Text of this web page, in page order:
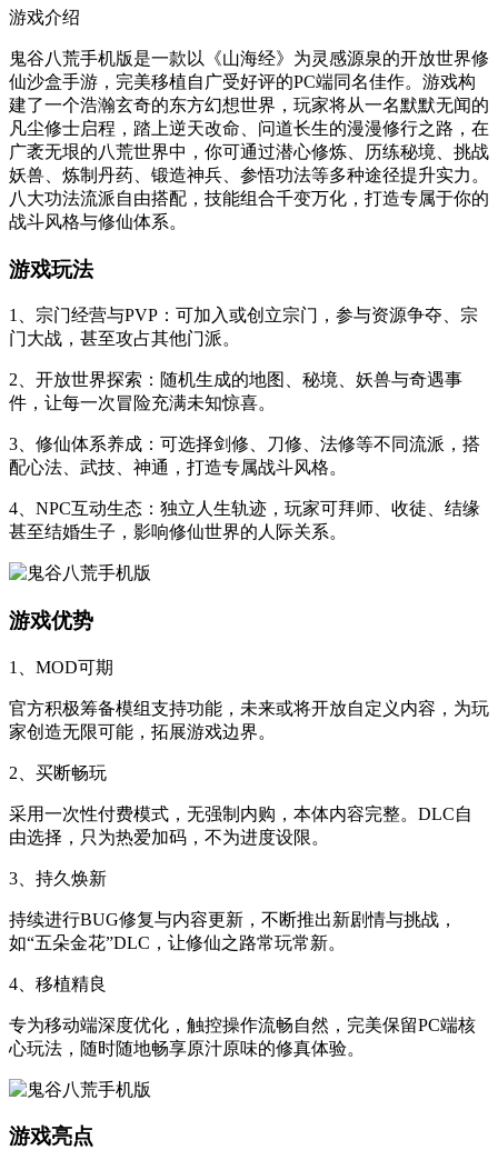
游戏介绍
鬼谷八荒手机版是一款以《山海经》为灵感源泉的开放世界修
仙沙盒手游，完美移植自广受好评的PC端同名佳作。游戏构
建了一个浩瀚玄奇的东方幻想世界，玩家将从一名默默无闻的
凡尘修士启程，踏上逆天改命、问道长生的漫漫修行之路，在
广袤无垠的八荒世界中，你可通过潜心修炼、历练秘境、挑战
妖兽、炼制丹药、锻造神兵、参悟功法等多种途径提升实力。
八大功法流派自由搭配，技能组合千变万化，打造专属于你的
战斗风格与修仙体系。
游戏玩法
1、宗门经营与PVP：可加入或创立宗门，参与资源争夺、宗
门大战，甚至攻占其他门派。
2、开放世界探索：随机生成的地图、秘境、妖兽与奇遇事
件，让每一次冒险充满未知惊喜。
3、修仙体系养成：可选择剑修、刀修、法修等不同流派，搭
配心法、武技、神通，打造专属战斗风格。
4、NPC互动生态：独立人生轨迹，玩家可拜师、收徒、结缘
甚至结婚生子，影响修仙世界的人际关系。
游戏优势
1、MOD可期
官方积极筹备模组支持功能，未来或将开放自定义内容，为玩
家创造无限可能，拓展游戏边界。
2、买断畅玩
采用一次性付费模式，无强制内购，本体内容完整。DLC自
由选择，只为热爱加码，不为进度设限。
3、持久焕新
持续进行BUG修复与内容更新，不断推出新剧情与挑战，
如“五朵金花”DLC，让修仙之路常玩常新。
4、移植精良
专为移动端深度优化，触控操作流畅自然，完美保留PC端核
心玩法，随时随地畅享原汁原味的修真体验。
游戏亮点